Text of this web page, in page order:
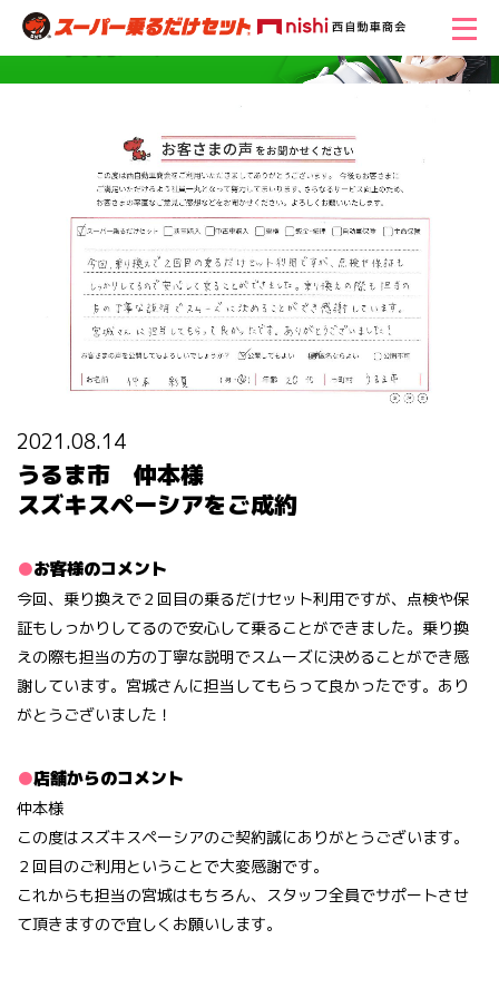
2021.08.14
うるま市 仲本様
スズキスペーシアをご成約
お客様のコメント
今回、乗り換えで２回目の乗るだけセット利用ですが、点検や保
証もしっかりしてるので安心して乗ることができました。乗り換
えの際も担当の方の丁寧な説明でスムーズに決めることができ感
謝しています。宮城さんに担当してもらって良かったです。あり
がとうございました！
店舗からのコメント
仲本様
この度はスズキスペーシアのご契約誠にありがとうございます。
２回目のご利用ということで大変感謝です。
これからも担当の宮城はもちろん、スタッフ全員でサポートさせ
て頂きますので宜しくお願いします。